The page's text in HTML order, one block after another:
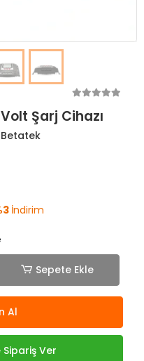
Şarj Cihazı
Betatek
İndirim
Sepete Ekle
Al
Ver